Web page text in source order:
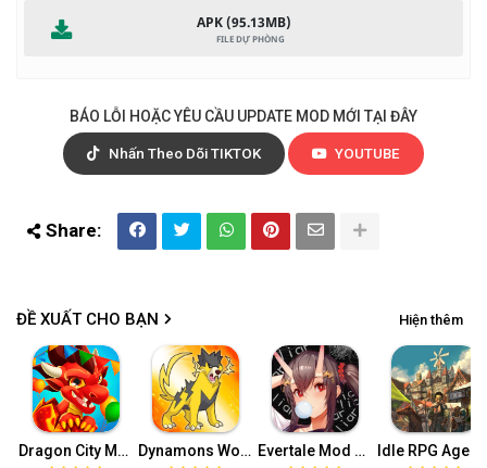
APK (95.13MB)
BÁO LỖI HOẶC YÊU CẦU UPDATE MOD MỚI TẠI ĐÂY
Nhấn Theo Dõi TIKTOK YOUTUBE
ĐỀ XUẤT CHO BẠN Hiện thêm
Dragon City MOD APK (One Hit, Tiền/99 999 Gems 2024) v24.7.2 Dynamons World MOD APK (Full Tiền, Max Level, Bất tử) v1.10.01 Evertale Mod APK (Menu/Bất tử, sát thương cao) v2.0.97